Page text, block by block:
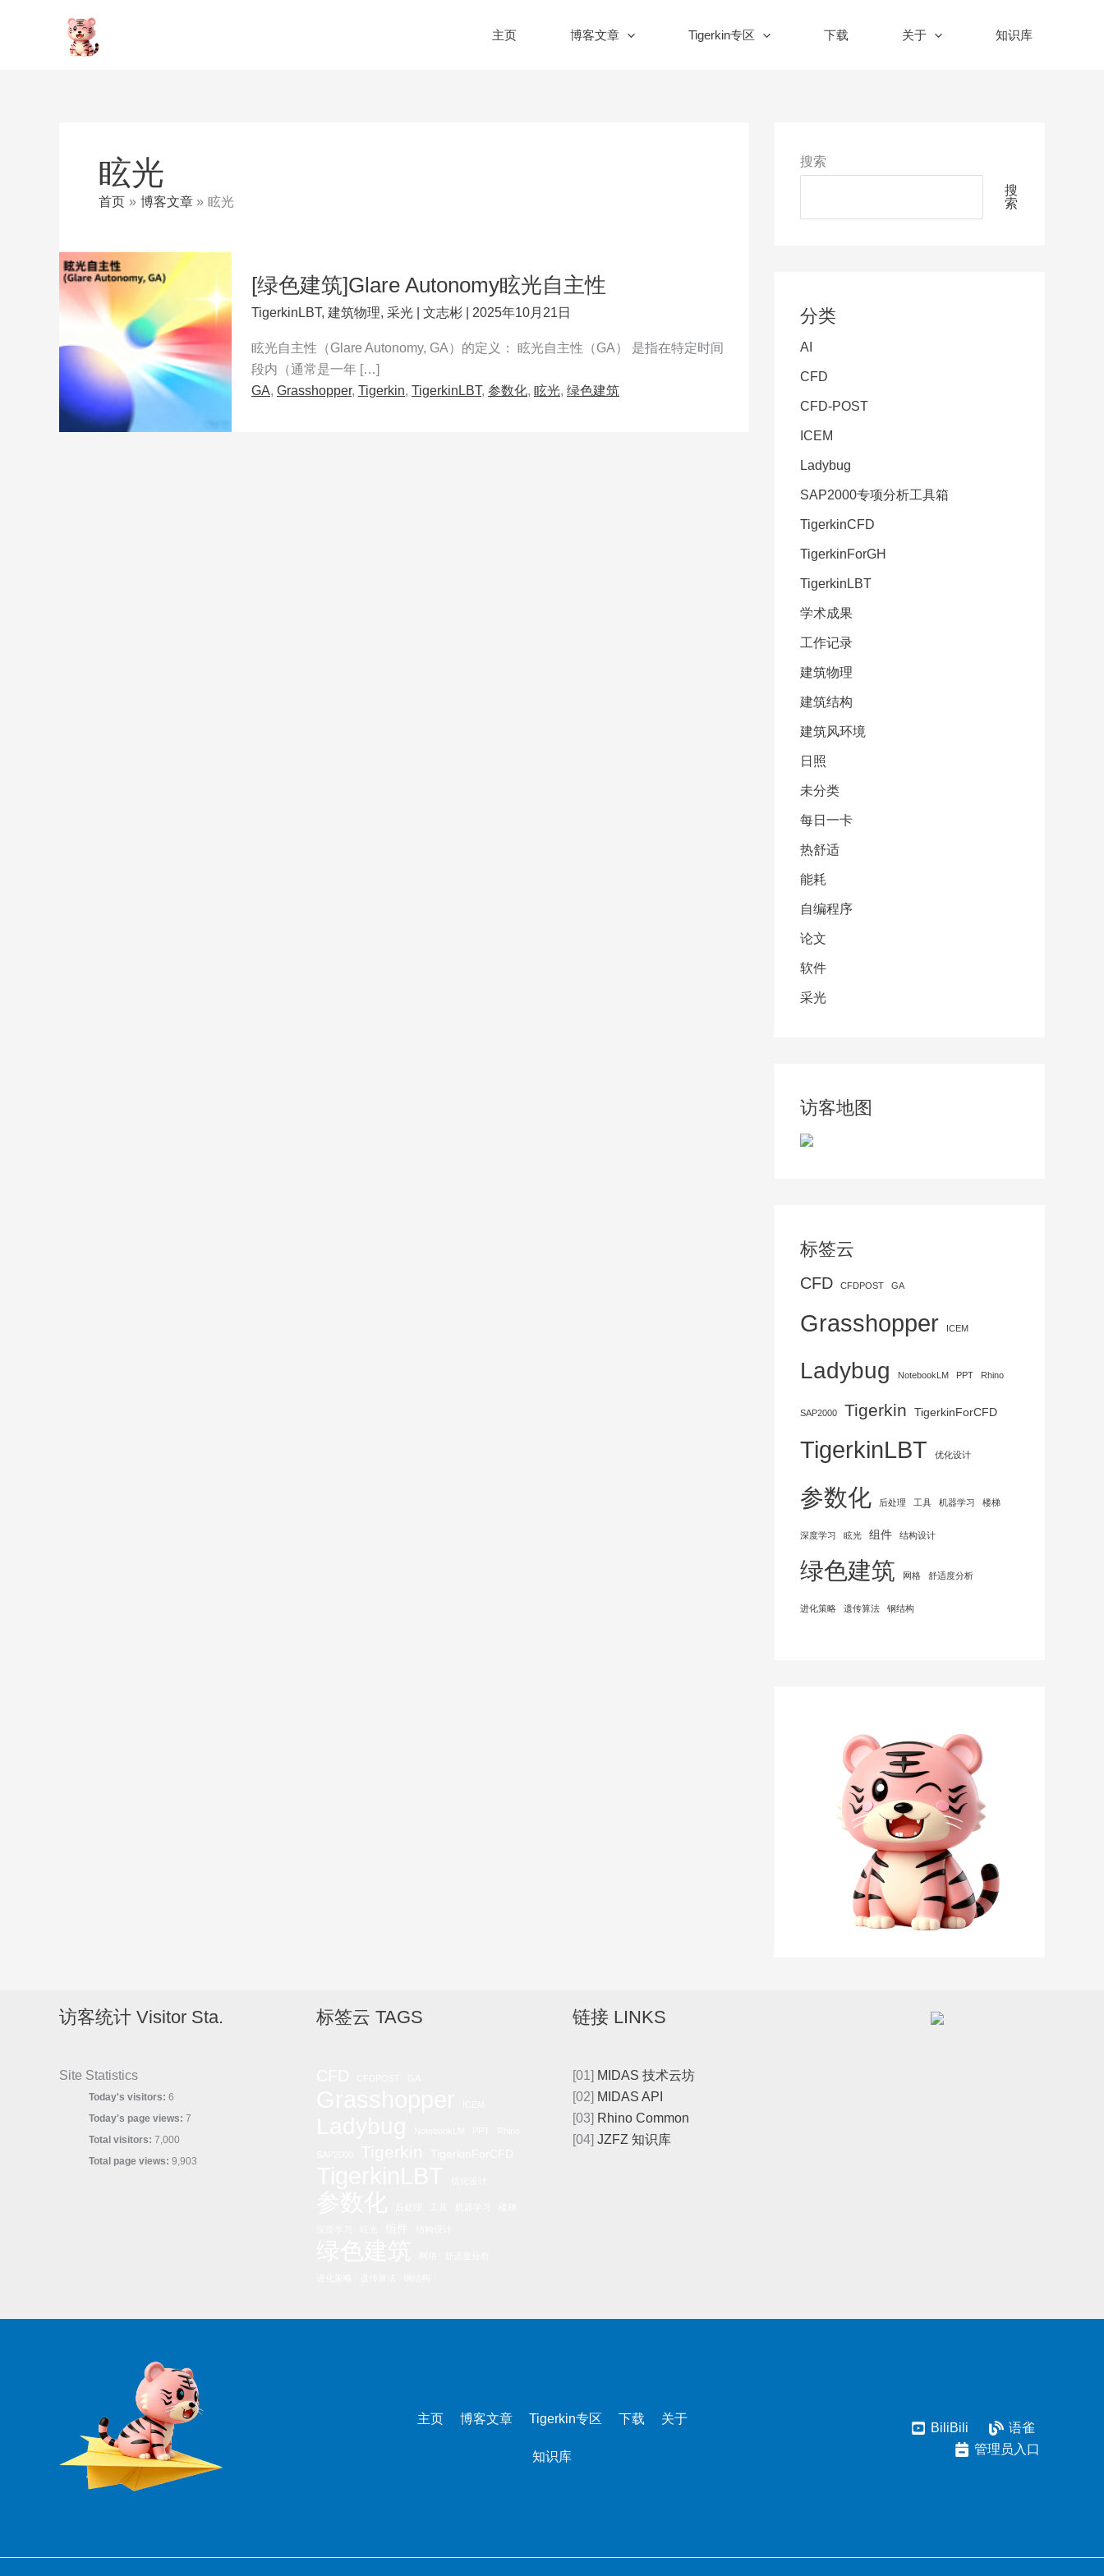
主页 博客文章 Tigerkin专区 下载 关于 知识库
眩光
首页 博客文章 眩光
[绿色建筑]Glare Autonomy眩光自主性
TigerkinLBT, 建筑物理, 采光 文志彬 2025年10月21日
眩光自主性（Glare Autonomy, GA）的定义： 眩光自主性（GA） 是指在特定时间
段内（通常是一年 […]
GA, Grasshopper, Tigerkin, TigerkinLBT, 参数化, 眩光, 绿色建筑
搜索
搜
索
分类
AI
CFD
CFD-POST
ICEM
Ladybug
SAP2000专项分析工具箱
TigerkinCFD
TigerkinForGH
TigerkinLBT
学术成果
工作记录
建筑物理
建筑结构
建筑风环境
日照
未分类
每日一卡
热舒适
能耗
自编程序
论文
软件
采光
访客地图
标签云
CFD CFDPOST GA
Grasshopper ICEM
Ladybug NotebookLM PPT Rhino
SAP2000 Tigerkin TigerkinForCFD
TigerkinLBT 优化设计
参数化 后处理 工具 机器学习 楼梯
深度学习 眩光 组件 结构设计
绿色建筑 网格 舒适度分析
进化策略 遗传算法 钢结构
访客统计 Visitor Sta.
Site Statistics
Today's visitors: 6
Today's page views: 7
Total visitors: 7,000
Total page views: 9,903
标签云 TAGS 链接 LINKS
[01] MIDAS 技术云坊
[02] MIDAS API
[03] Rhino Common
[04] JZFZ 知识库
主页 博客文章 Tigerkin专区 下载 关于
知识库
BiliBili
语雀
管理员入口